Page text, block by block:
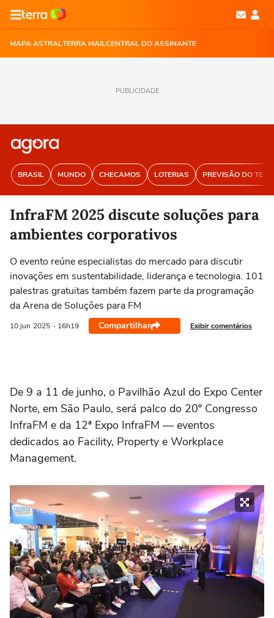
MAPA ASTRALTERRA MAILCENTRAL DO ASSINANTE
PUBLICIDADE
BRASIL MUNDO CHECAMOS LOTERIAS PREVISÃO DO
InfraFM 2025 discute soluções para
ambientes corporativos
O evento reúne especialistas do mercado para discutir
inovações em sustentabilidade, liderança e tecnologia. 101
palestras gratuitas também fazem parte da programação
da Arena de Soluções para FM
10 jun 2025 - 16h19 Compartilhar Exibir comentários
De 9 a 11 de junho, o Pavilhão Azul do Expo Center
Norte, em São Paulo, será palco do 20º Congresso
InfraFM e da 12ª Expo InfraFM — eventos
dedicados ao Facility, Property e Workplace
Management.